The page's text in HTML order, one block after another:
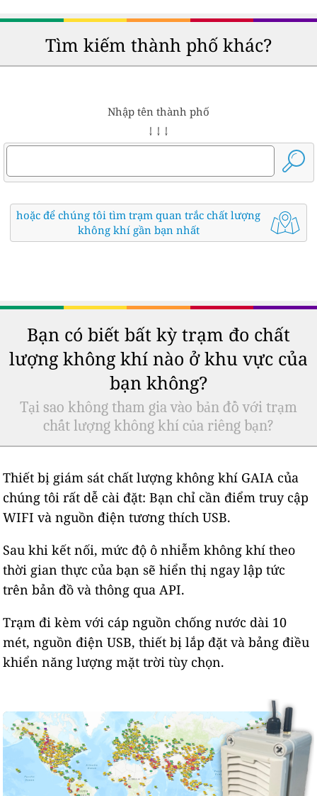
Tìm kiếm thành phố khác?
Nhập tên thành phố
↓ ↓ ↓
hoặc để chúng tôi tìm trạm quan trắc chất lượng
không khí gần bạn nhất
Bạn có biết bất kỳ trạm đo chất
lượng không khí nào ở khu vực của
bạn không?
Tại sao không tham gia vào bản đồ với trạm
chất lượng không khí của riêng bạn?
Thiết bị giám sát chất lượng không khí GAIA của
chúng tôi rất dễ cài đặt: Bạn chỉ cần điểm truy cập
WIFI và nguồn điện tương thích USB.
Sau khi kết nối, mức độ ô nhiễm không khí theo
thời gian thực của bạn sẽ hiển thị ngay lập tức
trên bản đồ và thông qua API.
Trạm đi kèm với cáp nguồn chống nước dài 10
mét, nguồn điện USB, thiết bị lắp đặt và bảng điều
khiển năng lượng mặt trời tùy chọn.